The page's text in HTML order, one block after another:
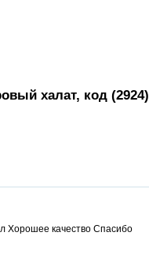
халат, код (2924)
Хорошее качество Спасибо